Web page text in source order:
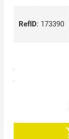
RefID: 173390